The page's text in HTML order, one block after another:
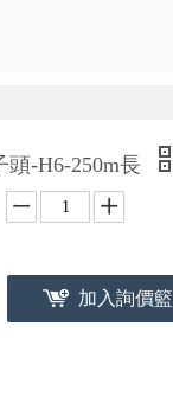
-H6-250m長
加入詢價籃